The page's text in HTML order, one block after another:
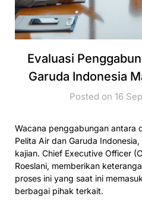
Evaluasi
Garuda Indonesia
Posted on 16
Wacana penggabungan antara
Pelita Air dan Garuda
kajian. Chief Executive Officer
Roeslani, memberikan
proses ini yang saat ini
berbagai pihak terkait.